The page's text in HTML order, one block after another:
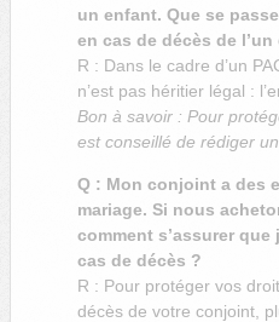
un enfant. Que se
en cas de décès de
R : Dans le cadre d’un
n’est pas héritier légal :
Bon à savoir : Pour
est conseillé de rédiger
Q : Mon conjoint a des
mariage. Si nous
comment s’assurer
cas de décès ?
R : Pour protéger vos
décès de votre conjoint,